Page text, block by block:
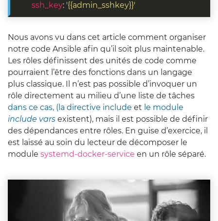
ssh_key: '{{admin_sshkey}}'
Nous avons vu dans cet article comment organiser
notre code Ansible afin qu’il soit plus maintenable.
Les rôles définissent des unités de code comme
pourraient l’être des fonctions dans un langage
plus classique. Il n’est pas possible d’invoquer un
rôle directement au milieu d’une liste de tâches
dans ce cas, (la directive include et le module
include vars existent), mais il est possible de définir
des dépendances entre rôles. En guise d’exercice, il
est laissé au soin du lecteur de décomposer le
module systemd-docker-service en un rôle séparé.